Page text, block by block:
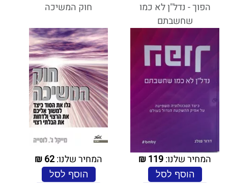
הפוך - נדל"ן לא כמו
שחשבתם
המחיר שלנו:119
₪
הוסף לסל
חוק המשיכה
המחיר שלנו:62
₪
הוסף לסל